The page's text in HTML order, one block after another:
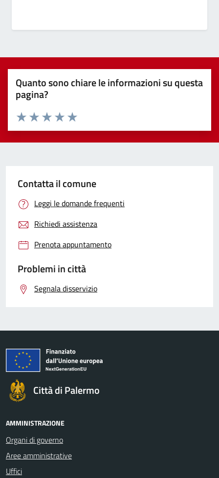
Quanto sono chiare le informazioni su questa
pagina?
Valuta 5 stelle su 5
Valuta 4 stelle su 5
Valuta 3 stelle su 5
Valuta 2 stelle su 5
Valuta 1 stelle su 5
Contatta il comune
Leggi le domande frequenti
Richiedi assistenza
Prenota appuntamento
Problemi in città
Segnala disservizio
Città di Palermo
AMMINISTRAZIONE
Organi di governo
Aree amministrative
Uffici